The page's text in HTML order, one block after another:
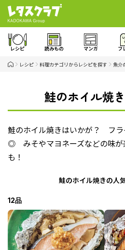
レシピ 読みもの マンガ フ
レシピ 料理カテゴリからレシピを探す 魚介
鮭のホイル焼
鮭のホイル焼きはいかが？ フラ
◎ みそやマヨネーズなどの味が
も！
鮭のホイル焼きの人
12品